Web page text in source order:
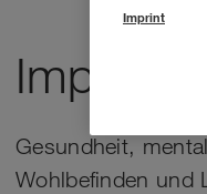
Impulse
Gesundheit,
Wohlbefinden und
Imprint